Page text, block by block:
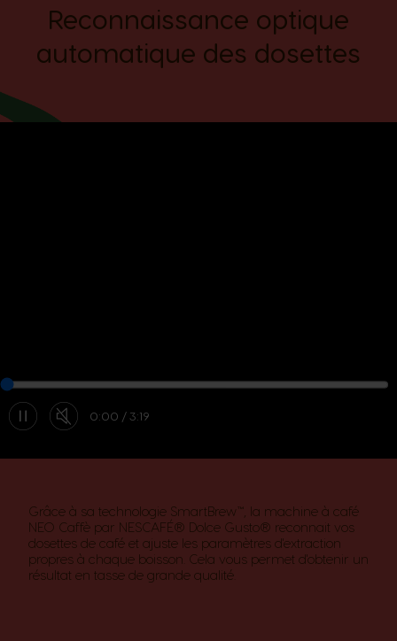
Reconnaissance optique
automatique des dosettes
0:00 3:19
Grâce à sa technologie SmartBrew™, la machine à café
NEO Caffè par NESCAFÉ® Dolce Gusto® reconnait vos
dosettes de café et ajuste les paramètres d'extraction
propres à chaque boisson. Cela vous permet d'obtenir un
résultat en tasse de grande qualité.